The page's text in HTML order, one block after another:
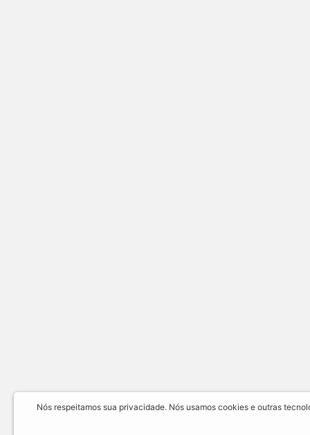
Nós respeitamos sua privacidade. Nós usamos cookies e outras